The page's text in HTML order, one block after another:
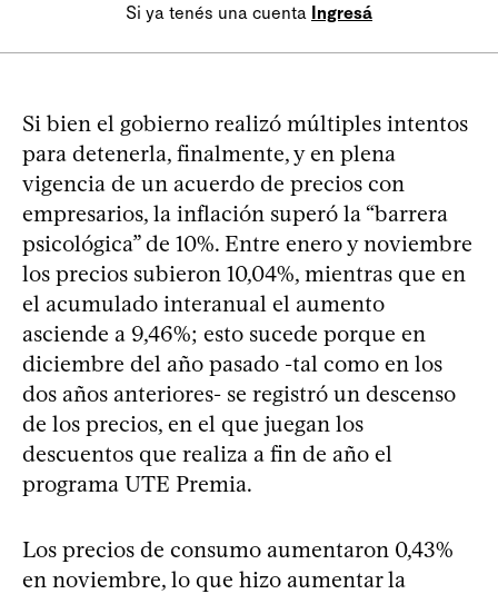
Si ya tenés una cuenta Ingresá
Si bien el gobierno realizó múltiples intentos
para detenerla, finalmente, y en plena
vigencia de un acuerdo de precios con
empresarios, la inflación superó la “barrera
psicológica” de 10%. Entre enero y noviembre
los precios subieron 10,04%, mientras que en
el acumulado interanual el aumento
asciende a 9,46%; esto sucede porque en
diciembre del año pasado -tal como en los
dos años anteriores- se registró un descenso
de los precios, en el que juegan los
descuentos que realiza a fin de año el
programa UTE Premia.
Los precios de consumo aumentaron 0,43%
en noviembre, lo que hizo aumentar la